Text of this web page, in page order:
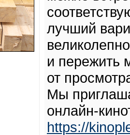
лучший
и пережить
от
Мы
онлайн-
https://